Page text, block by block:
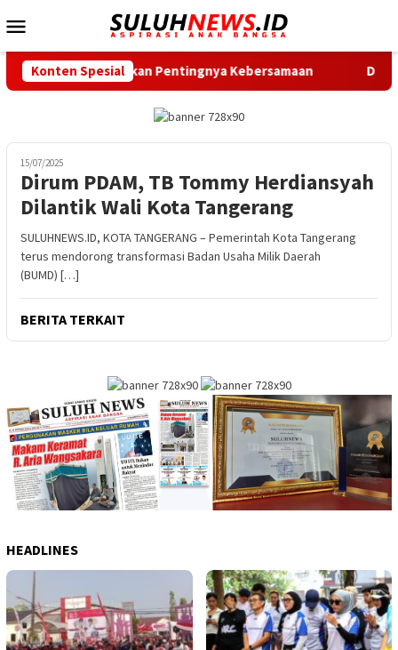
ke
Mobile
Konten Spesial
Ingatkan Pentingnya Kebersamaan Dukung Gerak
15/07/2025
Dirum PDAM, TB Tommy Herdiansyah
Dilantik Wali Kota Tangerang
SULUHNEWS.ID, KOTA TANGERANG – Pemerintah Kota Tangerang
terus mendorong transformasi Badan Usaha Milik Daerah
(BUMD) […]
BERITA TERKAIT
HEADLINES